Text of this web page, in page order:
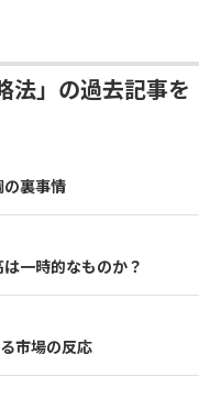
法」の過去記事を
の裏事情
一時的なものか？
市場の反応